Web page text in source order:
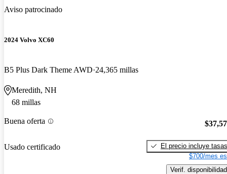
Aviso patrocinado
2024 Volvo XC60
B5 Plus Dark Theme AWD 24,365 millas
Meredith, NH
68 millas
Buena oferta
Usado certificado
El precio incluye tasas
$700/mes
Verif. disponibilidad